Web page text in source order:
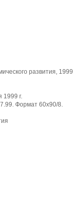
развития, 1999
1999 г.
Формат 60х90/8.